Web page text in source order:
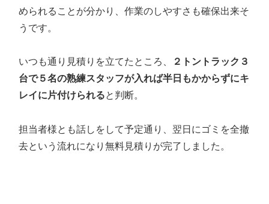
められることが分かり、作業のしやすさも確保出来そ
うです。
いつも通り見積りを立てたところ、
２トントラック３
台で５名の熟練スタッフが入れば半日もかからずにキ
レイに片付けられると判断。
担当者様とも話しをして予定通り、翌日にゴミを全撤
去という流れになり無料見積りが完了しました。